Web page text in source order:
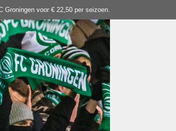
Groningen voor € 22,50 per seizoen.